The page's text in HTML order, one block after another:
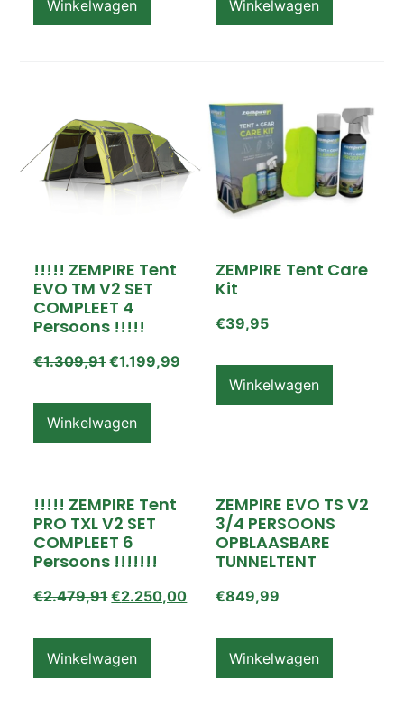
Winkelwagen Winkelwagen
!!!!! ZEMPIRE Tent
EVO TM V2 SET
COMPLEET 4
Persoons !!!!!
€1.309,91 €1.199,99
Winkelwagen
ZEMPIRE Tent Care
Kit
€39,95
Winkelwagen
!!!!! ZEMPIRE Tent
PRO TXL V2 SET
COMPLEET 6
Persoons !!!!!!!
€2.479,91 €2.250,00
Winkelwagen
ZEMPIRE EVO TS V2
3/4 PERSOONS
OPBLAASBARE
TUNNELTENT
€849,99
Winkelwagen